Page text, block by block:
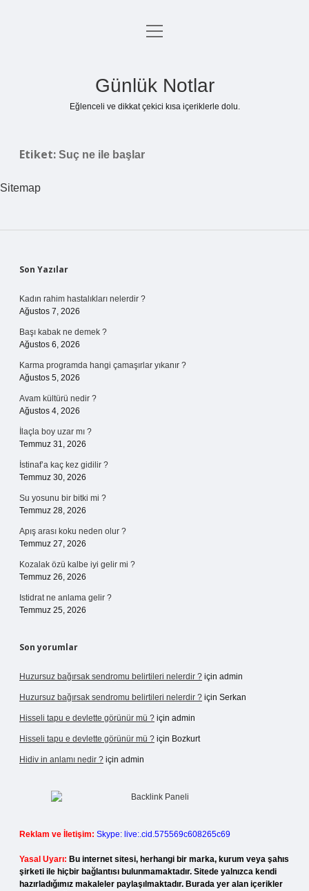
Anasayfa
menüyü
Günlük Notlar
Eğlenceli ve dikkat çekici kısa içeriklerle dolu.
Etiket: Suç ne ile başlar
Sitemap
Sidebar
Son Yazılar
Kadın rahim hastalıkları nelerdir ?
Ağustos 7, 2026
Başı kabak ne demek ?
Ağustos 6, 2026
Karma programda hangi çamaşırlar yıkanır ?
Ağustos 5, 2026
Avam kültürü nedir ?
Ağustos 4, 2026
İlaçla boy uzar mı ?
Temmuz 31, 2026
İstinaf’a kaç kez gidilir ?
Temmuz 30, 2026
Su yosunu bir bitki mi ?
Temmuz 28, 2026
Apış arası koku neden olur ?
Temmuz 27, 2026
Kozalak özü kalbe iyi gelir mi ?
Temmuz 26, 2026
Istidrat ne anlama gelir ?
Temmuz 25, 2026
Son yorumlar
Huzursuz bağırsak sendromu belirtileri nelerdir ? için admin
Huzursuz bağırsak sendromu belirtileri nelerdir ? için Serkan
Hisseli tapu e devlette görünür mü ? için admin
Hisseli tapu e devlette görünür mü ? için Bozkurt
Hidiv in anlamı nedir ? için admin
Reklam ve İletişim: Skype: live:.cid.575569c608265c69
Yasal Uyarı: Bu internet sitesi, herhangi bir marka, kurum veya şahıs
şirketi ile hiçbir bağlantısı bulunmamaktadır. Sitede yalnızca kendi
hazırladığımız makaleler paylaşılmaktadır. Burada yer alan içerikler